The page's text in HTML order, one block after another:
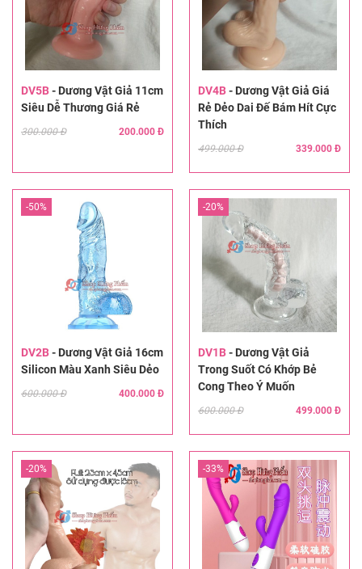
DV5B- Dương Vật Giả 11cm
Siêu Dễ Thương Giá Rẻ
300.000 Đ 200.000 Đ
DV4B- Dương Vật Giả Giá
Rẻ Dẻo Dai Đế Bám Hít Cực
Thích
499.000 Đ 339.000 Đ
DV2B- Dương Vật Giả 16cm
Silicon Màu Xanh Siêu Dẻo
600.000 Đ 400.000 Đ
-50%
DV1B- Dương Vật Giả
Trong Suốt Có Khớp Bẻ
Cong Theo Ý Muốn
600.000 Đ 499.000 Đ
-20%
-20% -33%